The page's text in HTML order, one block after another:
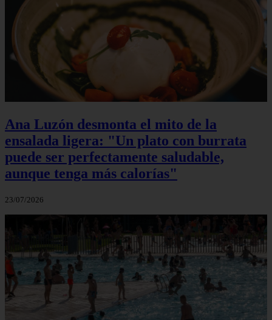
Ana Luzón desmonta el mito de la
ensalada ligera: "Un plato con burrata
puede ser perfectamente saludable,
aunque tenga más calorías"
23/07/2026